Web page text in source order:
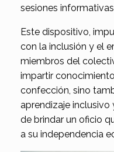
sesiones
Este dispositivo,
con la inclusión y el
miembros del
impartir
confección, sino
aprendizaje
de brindar un oficio
a su independencia